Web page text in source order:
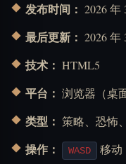
发布时间： 2026 年
最后更新： 2026 年
技术： HTML5
平台： 浏览器（桌
类型： 策略、恐怖
操作： WASD 移动